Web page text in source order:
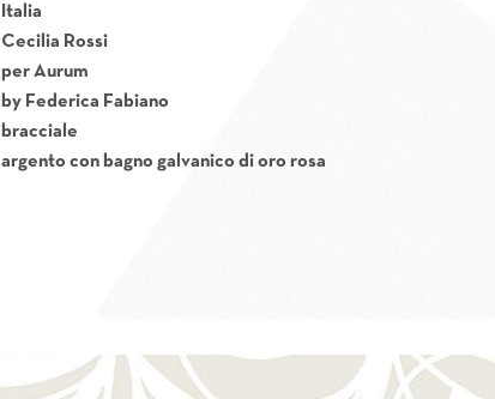
Italia
Cecilia Rossi
per Aurum
by Federica Fabiano
bracciale
argento con bagno galvanico di oro rosa